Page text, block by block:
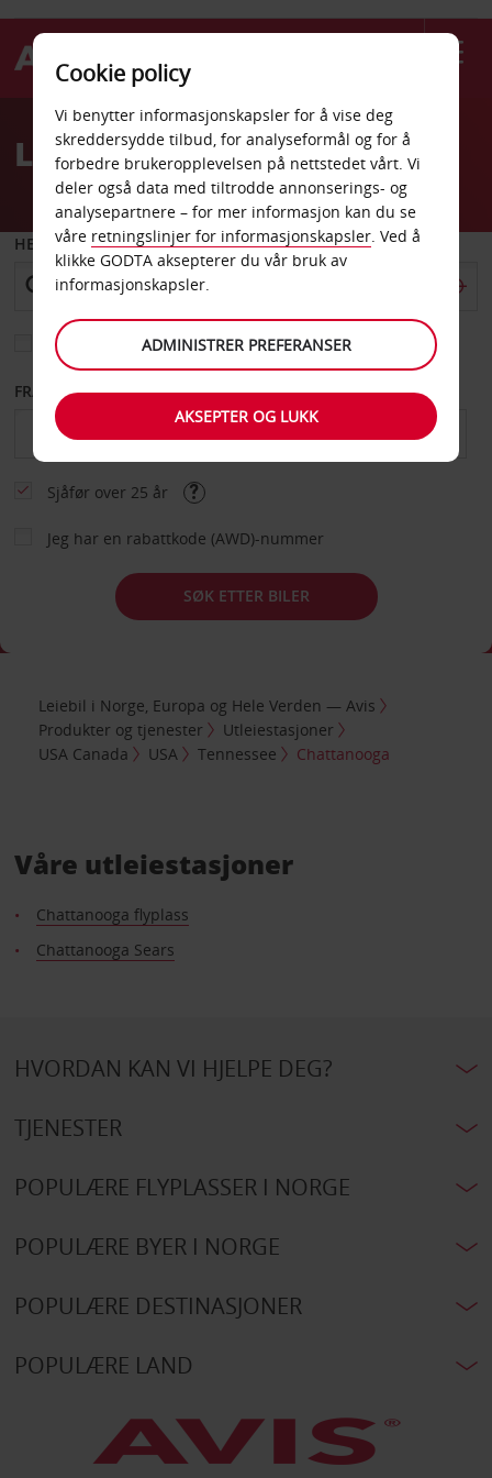
Welcome
AvisLeiebil Chattanooga
HENT FRA
Velg et annet leveringssted
FRA DATO TIL DATO
Sjåfør over 25 år
Jeg har en rabattkode (AWD)-nummer
SØK ETTER BILER
Leiebil i Norge, Europa og Hele Verden — Avis
Produkter og tjenester
Utleiestasjoner
USA Canada
USA Tennessee Chattanooga
Våre utleiestasjoner
Chattanooga flyplass
Chattanooga Sears
HVORDAN KAN VI HJELPE DEG?
TJENESTER
POPULÆRE FLYPLASSER I NORGE
POPULÆRE BYER I NORGE
POPULÆRE DESTINASJONER
POPULÆRE LAND
Cookie policy
Vi benytter informasjonskapsler for å vise deg
skreddersydde tilbud, for analyseformål og for å
forbedre brukeropplevelsen på nettstedet vårt. Vi
deler også data med tiltrodde annonserings- og
analysepartnere – for mer informasjon kan du se
våre retningslinjer for informasjonskapsler. Ved å
klikke GODTA aksepterer du vår bruk av
informasjonskapsler.
ADMINISTRER PREFERANSER
AKSEPTER OG LUKK